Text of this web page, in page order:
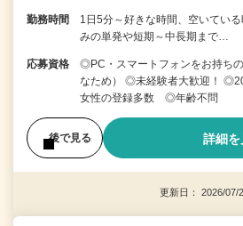
勤務時間
1日5分～好きな時間、空いてい
みの単発や短期～中長期まで…
応募資格
◎PC・スマートフォンをお持ち
なため） ◎未経験者大歓迎！
女性の登録多数 ◎年齢不問
後で見る 詳細を
更新日： 2026/